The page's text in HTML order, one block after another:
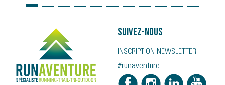
Suivez-nous
INSCRIPTION NEWSLETTER
#runaventure